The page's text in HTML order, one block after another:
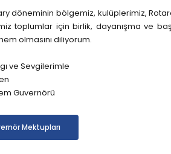
döneminin bölgemiz, kulüplerimiz,
toplumlar için birlik, dayanışma ve
olmasını diliyorum.
ve Sevgilerimle
Guvernörü
Mektupları